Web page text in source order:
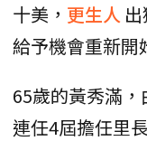
十美， 更生人
給予機會重新開
65歲的黃秀滿
連任4屆擔任里